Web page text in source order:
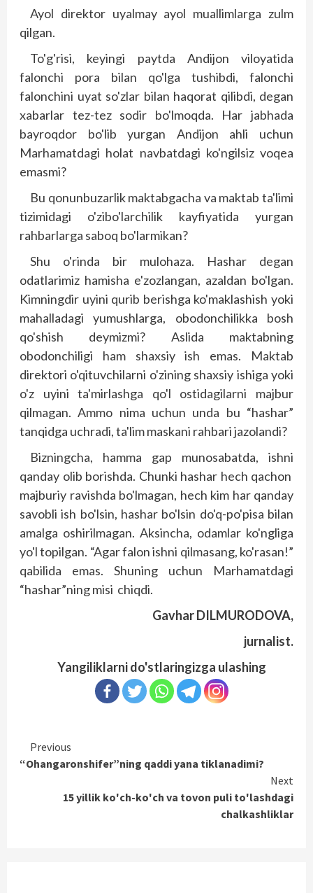
Ayol direktor uyalmay ayol muallimlarga zulm
qilgan.
To'g'risi, keyingi paytda Andijon viloyatida
falonchi pora bilan qo'lga tushibdi, falonchi
falonchini uyat so'zlar bilan haqorat qilibdi, degan
xabarlar tez-tez sodir bo'lmoqda. Har jabhada
bayroqdor bo'lib yurgan Andijon ahli uchun
Marhamatdagi holat navbatdagi ko'ngilsiz voqea
emasmi?
Bu qonunbuzarlik maktabgacha va maktab ta'limi
tizimidagi o'zibo'larchilik kayfiyatida yurgan
rahbarlarga saboq bo'larmikan?
Shu o'rinda bir mulohaza. Hashar degan
odatlarimiz hamisha e'zozlangan, azaldan bo'lgan.
Kimningdir uyini qurib berishga ko'maklashish yoki
mahalladagi yumushlarga, obodonchilikka bosh
qo'shish deymizmi? Aslida maktabning
obodonchiligi ham shaxsiy ish emas. Maktab
direktori o'qituvchilarni o'zining shaxsiy ishiga yoki
o'z uyini ta'mirlashga qo'l ostidagilarni majbur
qilmagan. Ammo nima uchun unda bu “hashar”
tanqidga uchradi, ta'lim maskani rahbari jazolandi?
Bizningcha, hamma gap munosabatda, ishni
qanday olib borishda. Chunki hashar hech qachon
majburiy ravishda bo'lmagan, hech kim har qanday
savobli ish bo'lsin, hashar bo'lsin do'q-po'pisa bilan
amalga oshirilmagan. Aksincha, odamlar ko'ngliga
yo'l topilgan. “Agar falon ishni qilmasang, ko'rasan!”
qabilida emas. Shuning uchun Marhamatdagi
“hashar”ning misi chiqdi.
Gavhar DILMURODOVA,
jurnalist.
Yangiliklarni do'stlaringizga ulashing
Continue
Reading
Previous
“Ohangaronshifer”ning qaddi yana tiklanadimi?
Next
15 yillik ko'ch-ko'ch va tovon puli to'lashdagi
chalkashliklar